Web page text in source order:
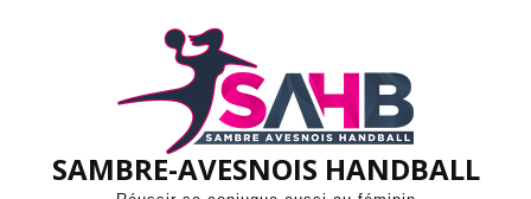
SAMBRE-AVESNOIS HANDBALL